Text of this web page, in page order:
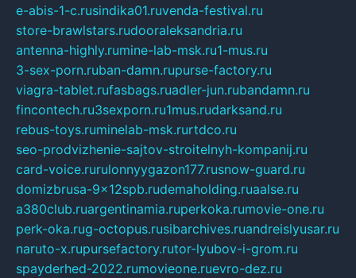
e-abis-1-c.rusindika01.ruvenda-festival.ru
store-brawlstars.rudooraleksandria.ru
antenna-highly.rumine-lab-msk.ru1-mus.ru
3-sex-porn.ruban-damn.rupurse-factory.ru
viagra-tablet.rufasbags.ruadler-jun.rubandamn.ru
fincontech.ru3sexporn.ru1mus.rudarksand.ru
rebus-toys.ruminelab-msk.rurtdco.ru
seo-prodvizhenie-sajtov-stroitelnyh-kompanij.ru
card-voice.rurulonnyygazon177.rusnow-guard.ru
domizbrusa-9x12spb.rudemaholding.ruaalse.ru
a380club.ruargentinamia.ruperkoka.rumovie-one.ru
perk-oka.rug-octopus.rusibarchives.ruandreislyusar.ru
naruto-x.rupursefactory.rutor-lyubov-i-grom.ru
spayderhed-2022.rumovieone.ruevro-dez.ru